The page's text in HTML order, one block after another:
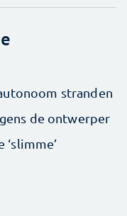
stranden
de ontwerper